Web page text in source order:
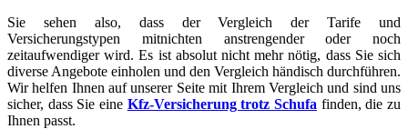
Sie sehen also, dass der Vergleich der Tarife und
Versicherungstypen mitnichten anstrengender oder noch
zeitaufwendiger wird. Es ist absolut nicht mehr nötig, dass Sie sich
diverse Angebote einholen und den Vergleich händisch durchführen.
Wir helfen Ihnen auf unserer Seite mit Ihrem Vergleich und sind uns
sicher, dass Sie eine Kfz-Versicherung trotz Schufa finden, die zu
Ihnen passt.